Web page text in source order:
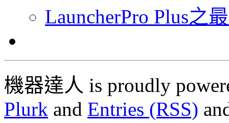
LauncherPro Plus之
機器達人 is proudly
Plurk and Entries (RSS)